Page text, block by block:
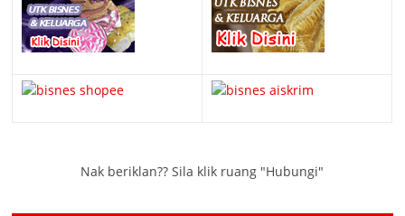
Nak beriklan?? Sila klik ruang "Hubungi"